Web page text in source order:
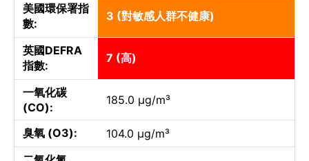
美國環保署指
數:
3 (對敏感人群不健康)
英國DEFRA
指數:
7 (高)
一氧化碳
(CO):
185.0 µg/m³
臭氧 (O3):
104.0 µg/m³